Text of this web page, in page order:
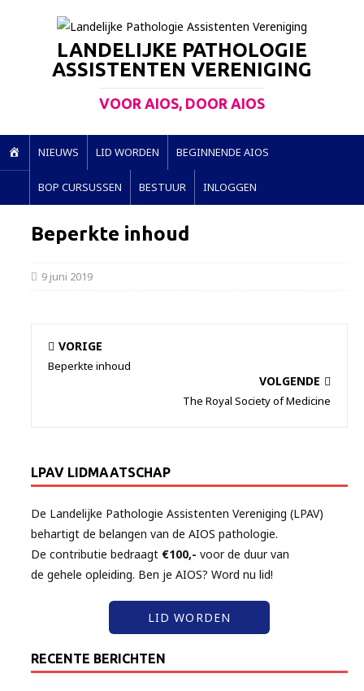
LANDELIJKE PATHOLOGIE
ASSISTENTEN VERENIGING
VOOR AIOS, DOOR AIOS
O
E
NIEUWS LID WORDEN BEGINNENDE AIOS
BOP CURSUSSEN BESTUUR INLOGGEN
Beperkte inhoud
9 juni 2019
VORIGE
Beperkte inhoud
VOLGENDE
The Royal Society of Medicine
LPAV LIDMAATSCHAP
De Landelijke Pathologie Assistenten Vereniging (LPAV)
behartigt de belangen van de AIOS pathologie.
De contributie bedraagt €100,- voor de duur van
de gehele opleiding. Ben je AIOS? Word nu lid!
LID WORDEN
RECENTE BERICHTEN